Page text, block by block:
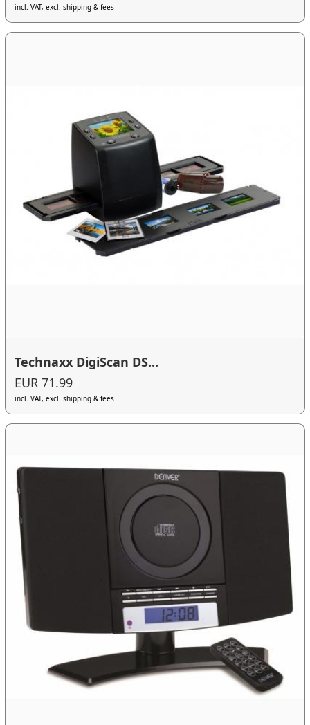
incl. VAT, excl. shipping & fees
Technaxx DigiScan DS...
EUR 71.99
incl. VAT, excl. shipping & fees